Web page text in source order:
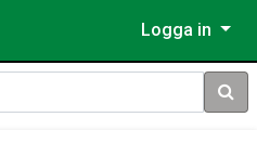
Logga in
Sök